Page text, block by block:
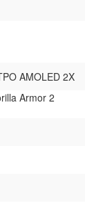
AMOLED 2X
Armor 2